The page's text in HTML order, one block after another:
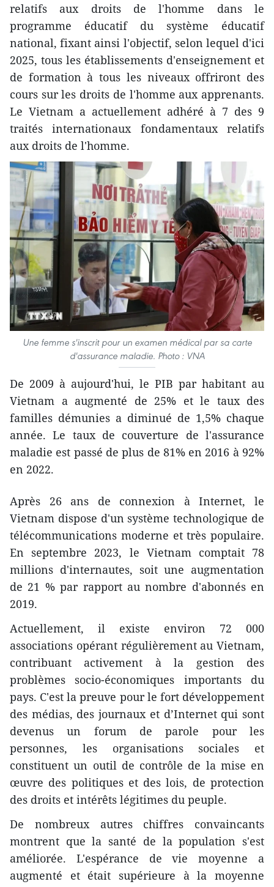
relatifs aux droits de l'homme dans le
programme éducatif du système éducatif
national, fixant ainsi l'objectif, selon lequel d'ici
2025, tous les établissements d'enseignement et
de formation à tous les niveaux offriront des
cours sur les droits de l'homme aux apprenants.
Le Vietnam a actuellement adhéré à 7 des 9
traités internationaux fondamentaux relatifs
aux droits de l'homme.
Une femme s'inscrit pour un examen médical par sa carte
d'assurance maladie. Photo : VNA
De 2009 à aujourd'hui, le PIB par habitant au
Vietnam a augmenté de 25% et le taux des
familles démunies a diminué de 1,5% chaque
année. Le taux de couverture de l'assurance
maladie est passé de plus de 81% en 2016 à 92%
en 2022.
Après 26 ans de connexion à Internet, le
Vietnam dispose d'un système technologique de
télécommunications moderne et très populaire.
En septembre 2023, le Vietnam comptait 78
millions d'internautes, soit une augmentation
de 21 % par rapport au nombre d'abonnés en
2019.
Actuellement, il existe environ 72 000
associations opérant régulièrement au Vietnam,
contribuant activement à la gestion des
problèmes socio-économiques importants du
pays. C'est la preuve pour le fort développement
des médias, des journaux et d’Internet qui sont
devenus un forum de parole pour les
personnes, les organisations sociales et
constituent un outil de contrôle de la mise en
œuvre des politiques et des lois, de protection
des droits et intérêts légitimes du peuple.
De nombreux autres chiffres convaincants
montrent que la santé de la population s'est
améliorée. L'espérance de vie moyenne a
augmenté et était supérieure à la moyenne